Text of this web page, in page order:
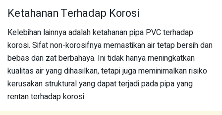
Ketahanan Terhadap Korosi
Kelebihan lainnya adalah ketahanan pipa PVC terhadap
korosi. Sifat non-korosifnya memastikan air tetap bersih dan
bebas dari zat berbahaya. Ini tidak hanya meningkatkan
kualitas air yang dihasilkan, tetapi juga meminimalkan risiko
kerusakan struktural yang dapat terjadi pada pipa yang
rentan terhadap korosi.